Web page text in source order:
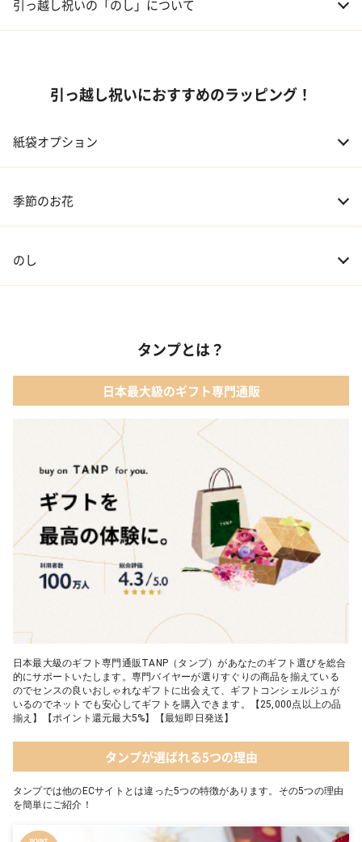
引っ越し祝いの「のし」について
引っ越し祝いにおすすめのラッピング！
紙袋オプション
季節のお花
のし
タンプとは？
日本最大級のギフト専門通販
日本最大級のギフト専門通販TANP（タンプ）があなたのギフト選びを総合
的にサポートいたします。専門バイヤーが選りすぐりの商品を揃えている
のでセンスの良いおしゃれなギフトに出会えて、ギフトコンシェルジュが
いるのでネットでも安心してギフトを購入できます。【25,000点以上の品
揃え】【ポイント還元最大5%】【最短即日発送】
タンプが選ばれる5つの理由
タンプでは他のECサイトとは違った5つの特徴があります。その5つの理由
を簡単にご紹介！